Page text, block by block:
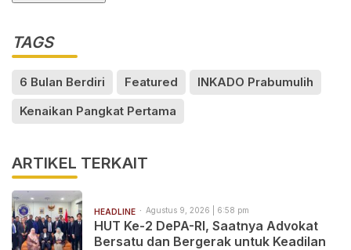
TAGS
6 Bulan Berdiri Featured
INKADO Prabumulih
Kenaikan Pangkat Pertama
ARTIKEL TERKAIT
HEADLINE Agustus 9, 2026 | 6:58 pm
HUT Ke-2 DePA-RI, Saatnya Advokat
Bersatu dan Bergerak untuk Keadilan